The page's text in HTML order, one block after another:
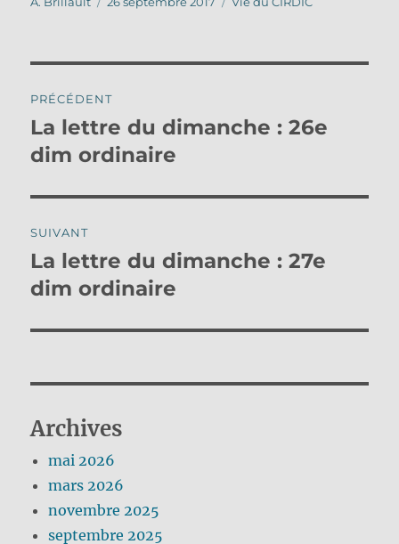
de
l’article
PRÉCÉDENT
Publication
précédente :
La lettre du dimanche : 26e
dim ordinaire
SUIVANT
Publication
suivante :
La lettre du dimanche : 27e
dim ordinaire
Archives
mai 2026
mars 2026
novembre 2025
septembre 2025